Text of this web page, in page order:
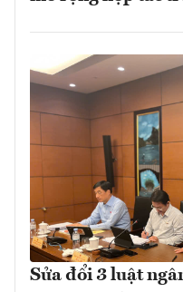
Sửa đổi 3 luật